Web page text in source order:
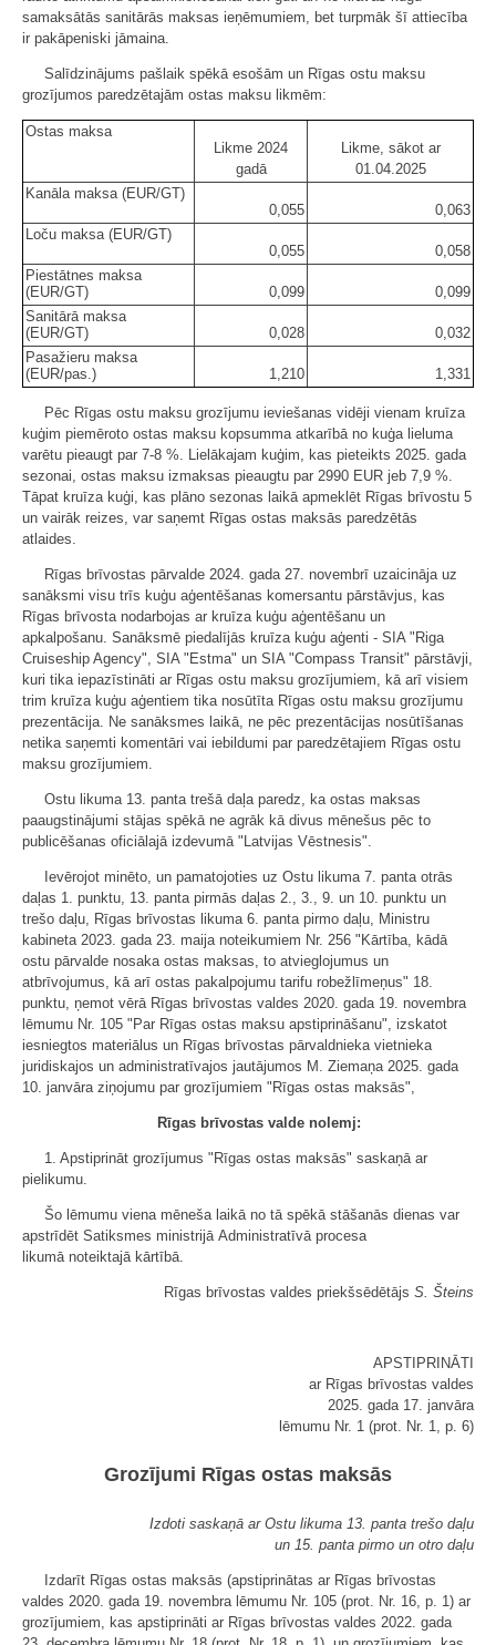
samaksātās sanitārās maksas ieņēmumiem, bet turpmāk šī attiecība
ir pakāpeniski jāmaina.
Salīdzinājums pašlaik spēkā esošām un Rīgas ostu maksu
grozījumos paredzētajām ostas maksu likmēm:
Ostas maksa
Likme 2024
gadā
Likme, sākot ar
01.04.2025
Kanāla maksa (EUR/GT)
0,055
0,063
Loču maksa (EUR/GT)
0,055
0,058
Piestātnes maksa
(EUR/GT)
0,099
0,099
Sanitārā maksa
(EUR/GT)
0,028
0,032
Pasažieru maksa
(EUR/pas.)
1,210 1,331
Pēc Rīgas ostu maksu grozījumu ieviešanas vidēji vienam kruīza
kuģim piemēroto ostas maksu kopsumma atkarībā no kuģa lieluma
varētu pieaugt par 7-8 %. Lielākajam kuģim, kas pieteikts 2025. gada
sezonai, ostas maksu izmaksas pieaugtu par 2990 EUR jeb 7,9 %.
Tāpat kruīza kuģi, kas plāno sezonas laikā apmeklēt Rīgas brīvostu 5
un vairāk reizes, var saņemt Rīgas ostas maksās paredzētās
atlaides.
Rīgas brīvostas pārvalde 2024. gada 27. novembrī uzaicināja uz
sanāksmi visu trīs kuģu aģentēšanas komersantu pārstāvjus, kas
Rīgas brīvosta nodarbojas ar kruīza kuģu aģentēšanu un
apkalpošanu. Sanāksmē piedalījās kruīza kuģu aģenti - SIA "Riga
Cruiseship Agency", SIA "Estma" un SIA "Compass Transit" pārstāvji,
kuri tika iepazīstināti ar Rīgas ostu maksu grozījumiem, kā arī visiem
trim kruīza kuģu aģentiem tika nosūtīta Rīgas ostu maksu grozījumu
prezentācija. Ne sanāksmes laikā, ne pēc prezentācijas nosūtīšanas
netika saņemti komentāri vai iebildumi par paredzētajiem Rīgas ostu
maksu grozījumiem.
Ostu likuma 13. panta trešā daļa paredz, ka ostas maksas
paaugstinājumi stājas spēkā ne agrāk kā divus mēnešus pēc to
publicēšanas oficiālajā izdevumā "Latvijas Vēstnesis".
Ievērojot minēto, un pamatojoties uz Ostu likuma 7. panta otrās
daļas 1. punktu, 13. panta pirmās daļas 2., 3., 9. un 10. punktu un
trešo daļu, Rīgas brīvostas likuma 6. panta pirmo daļu, Ministru
kabineta 2023. gada 23. maija noteikumiem Nr. 256 "Kārtība, kādā
ostu pārvalde nosaka ostas maksas, to atvieglojumus un
atbrīvojumus, kā arī ostas pakalpojumu tarifu robežlīmeņus" 18.
punktu, ņemot vērā Rīgas brīvostas valdes 2020. gada 19. novembra
lēmumu Nr. 105 "Par Rīgas ostas maksu apstiprināšanu", izskatot
iesniegtos materiālus un Rīgas brīvostas pārvaldnieka vietnieka
juridiskajos un administratīvajos jautājumos M. Ziemaņa 2025. gada
10. janvāra ziņojumu par grozījumiem "Rīgas ostas maksās",
Rīgas brīvostas valde nolemj:
1. Apstiprināt grozījumus "Rīgas ostas maksās" saskaņā ar
pielikumu.
Šo lēmumu viena mēneša laikā no tā spēkā stāšanās dienas var
apstrīdēt Satiksmes ministrijā Administratīvā procesa
likumā noteiktajā kārtībā.
Rīgas brīvostas valdes priekšsēdētājs S. Šteins
APSTIPRINĀTI
ar Rīgas brīvostas valdes
2025. gada 17. janvāra
lēmumu Nr. 1 (prot. Nr. 1, p. 6)
Grozījumi Rīgas ostas maksās
Izdoti saskaņā ar Ostu likuma 13. panta trešo daļu
un 15. panta pirmo un otro daļu
Izdarīt Rīgas ostas maksās (apstiprinātas ar Rīgas brīvostas
valdes 2020. gada 19. novembra lēmumu Nr. 105 (prot. Nr. 16, p. 1) ar
grozījumiem, kas apstiprināti ar Rīgas brīvostas valdes 2022. gada